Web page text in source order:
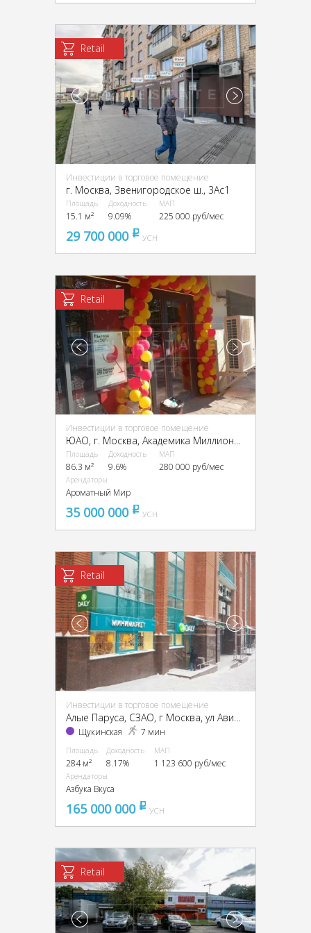
Retail
Инвестиции в торговое помещение
г. Москва, Звенигородское ш., 3Ас1
Площадь
15.1 м²
Доходность
9.09%
МАП
225 000 руб/мес
29 700 000 pуб
УСН
Retail
Инвестиции в торговое помещение
ЮАО, г. Москва, Академика Миллионщикова ул., 7к1
Площадь
86.3 м²
Доходность
9.6%
МАП
280 000 руб/мес
Арендаторы
Ароматный Мир
35 000 000 pуб
УСН
Retail
Инвестиции в торговое помещение
Щукинская 7 мин
Площадь
284 м²
Доходность
8.17%
МАП
1 123 600 руб/мес
Арендаторы
Азбука Вкуса
165 000 000 pуб
УСН
Retail